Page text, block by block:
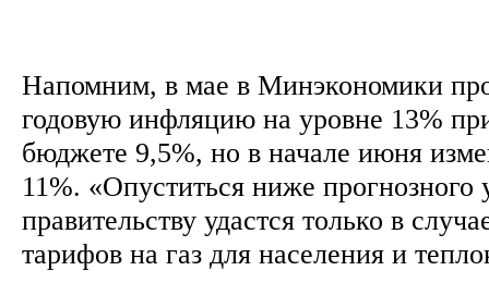
Напомним, в мае в Минэкономики
годовую инфляцию на уровне 13%
бюджете 9,5%, но в начале июня
11%. «Опуститься ниже прогнозного
правительству удастся только в
тарифов на газ для населения и